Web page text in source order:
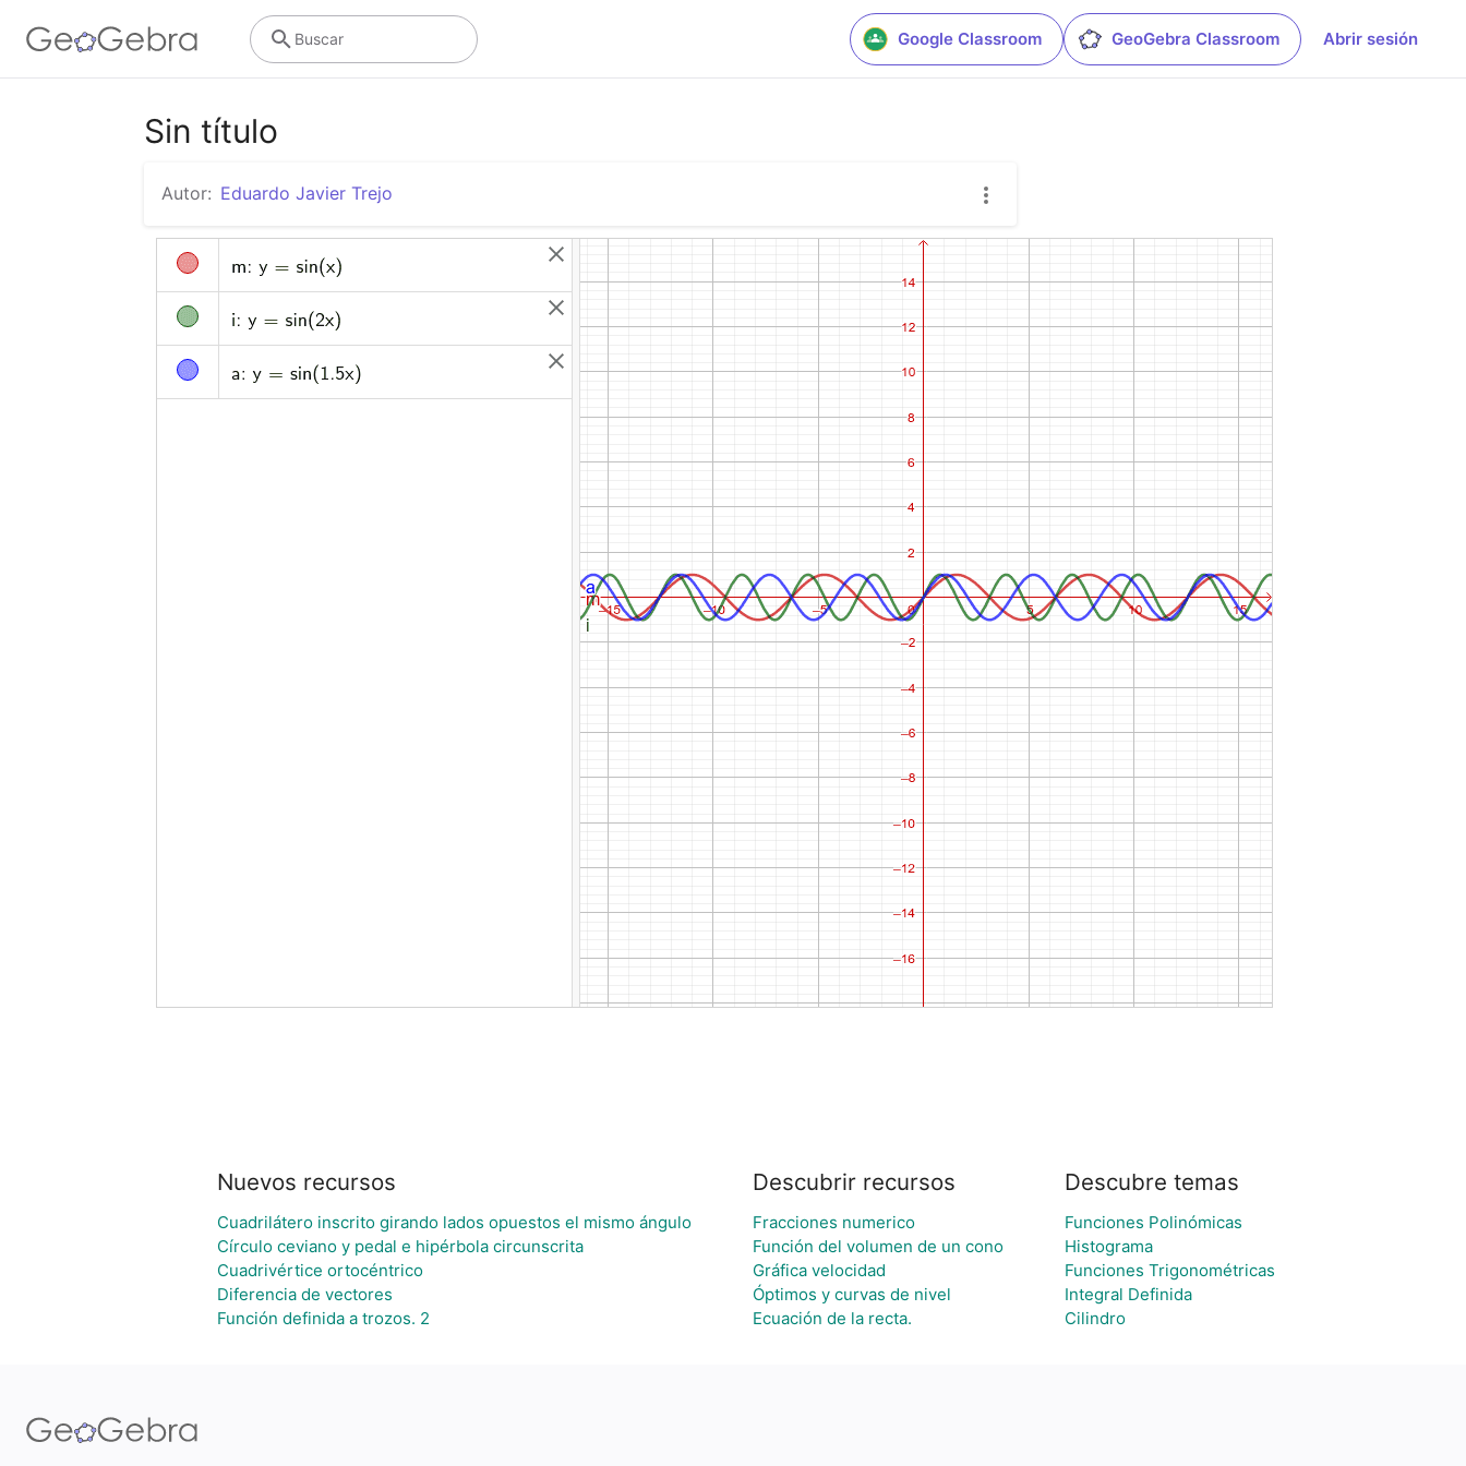
Google Classroom GeoGebra Classroom Abrir sesión
Buscar
Sin título
Autor: Eduardo Javier Trejo
Nuevos recursos
Cuadrilátero inscrito girando lados opuestos el mismo ángulo
Círculo ceviano y pedal e hipérbola circunscrita
Cuadrivértice ortocéntrico
Diferencia de vectores
Función definida a trozos. 2
Descubrir recursos
Fracciones numerico
Función del volumen de un cono
Gráfica velocidad
Óptimos y curvas de nivel
Ecuación de la recta.
Descubre temas
Funciones Polinómicas
Histograma
Funciones Trigonométricas
Integral Definida
Cilindro